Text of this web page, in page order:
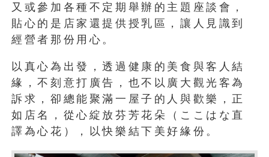
又或參加各種不定期舉辦的主題座談會，
貼心的是店家還提供授乳區，讓人見識到
經營者那份用心。
以真心為出發，透過健康的美食與客人結
緣，不刻意打廣告，也不以廣大觀光客為
訴求，卻總能聚滿一屋子的人與歡樂，正
如店名，從心綻放芬芳花朵（ここはな直
譯為心花），以快樂結下美好緣份。